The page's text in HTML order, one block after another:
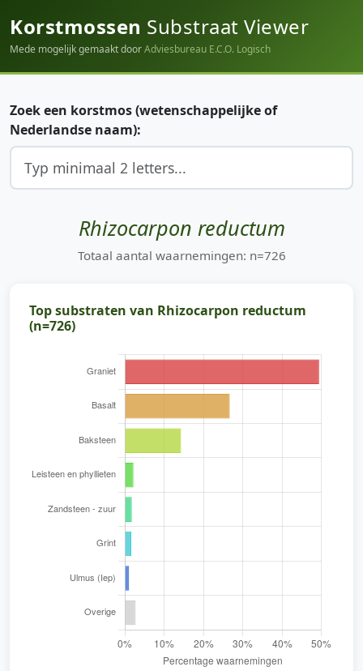
Korstmossen Substraat Viewer
Mede mogelijk gemaakt doorAdviesbureau E.C.O. Logisch
Zoek een korstmos (wetenschappelijke of
Nederlandse naam):
Rhizocarpon reductum
Totaal aantal waarnemingen: n=726
Top substraten van Rhizocarpon reductum
(n=726)